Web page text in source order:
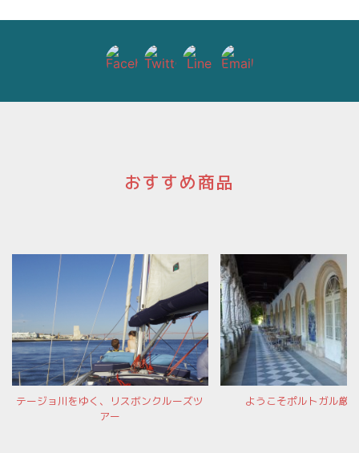
おすすめ商品
テージョ川をゆく、リスボンクルーズツ
アー
ようこそポルトガル厳